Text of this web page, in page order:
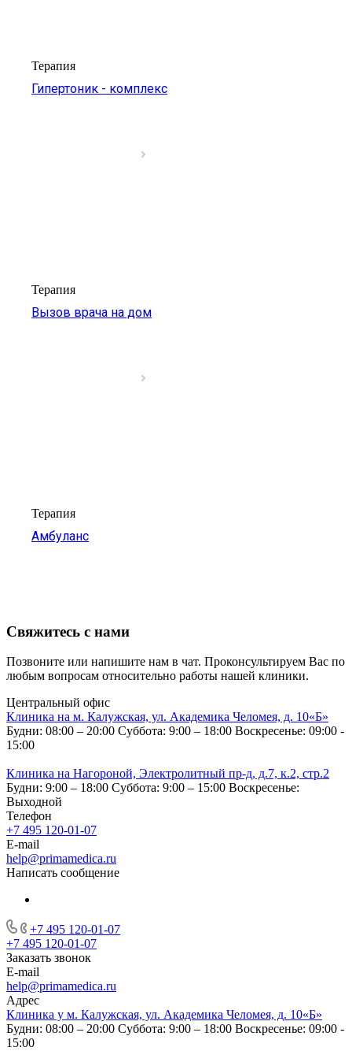
Терапия
Гипертоник - комплекс
Терапия
Вызов врача на дом
Терапия
Амбуланс
Свяжитесь с нами
Позвоните или напишите нам в чат. Проконсультируем Вас по
любым вопросам относительно работы нашей клиники.
Центральный офис
Клиника на м. Калужская, ул. Академика Челомея, д. 10«Б»
Будни: 08:00 – 20:00 Суббота: 9:00 – 18:00 Воскресенье: 09:00 -
15:00
Клиника на Нагороной, Электролитный пр-д, д.7, к.2, стр.2
Будни: 9:00 – 18:00 Суббота: 9:00 – 15:00 Воскресенье:
Выходной
Телефон
+7 495 120-01-07
E-mail
help@primamedica.ru
Написать сообщение
+7 495 120-01-07
+7 495 120-01-07
Заказать звонок
E-mail
help@primamedica.ru
Адрес
Клиника у м. Калужская, ул. Академика Челомея, д. 10«Б»
Будни: 08:00 – 20:00 Суббота: 9:00 – 18:00 Воскресенье: 09:00 -
15:00